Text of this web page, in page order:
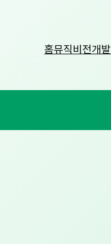
홈뮤직비전개발